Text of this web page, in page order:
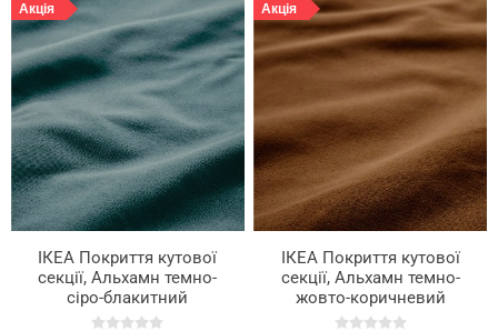
Акція
ІКЕА Покриття кутової
секції, Альхамн темно-
сіро-блакитний
SÖDERHAMN, 706.294.41
Акція
ІКЕА Покриття кутової
секції, Альхамн темно-
жовто-коричневий
SÖDERHAMN, 806.294.26